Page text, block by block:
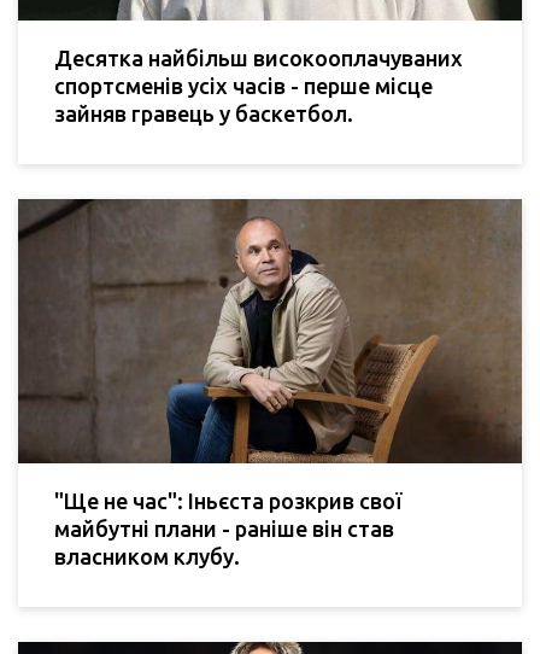
Десятка найбільш високооплачуваних
спортсменів усіх часів - перше місце
зайняв гравець у баскетбол.
"Ще не час": Іньєста розкрив свої
майбутні плани - раніше він став
власником клубу.